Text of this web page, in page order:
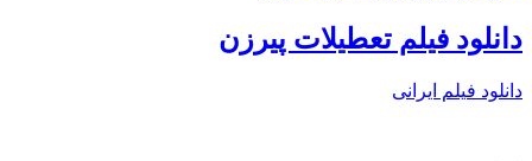
دانلود فیلم تعطیلات پیرزن
دانلود فیلم ایرانی